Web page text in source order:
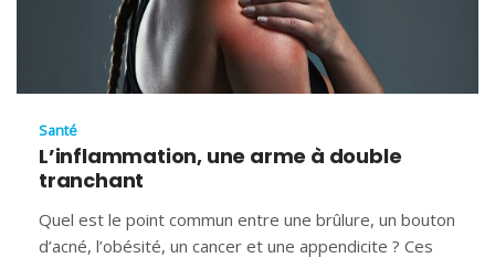
Santé
L’inflammation, une arme à double
tranchant
Quel est le point commun entre une brûlure, un bouton
d’acné, l’obésité, un cancer et une appendicite ? Ces